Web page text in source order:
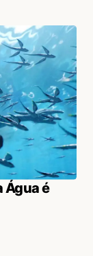
Água é